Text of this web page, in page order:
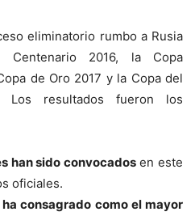
eliminatorio rumbo a Rusia
Centenario 2016, la Copa
de Oro 2017 y la Copa del
Los resultados fueron los
han sido convocadosen este
oficiales.
consagrado como el mayor